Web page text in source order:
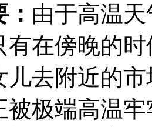
由于高温
有在傍晚的
儿去附近的
被极端高温